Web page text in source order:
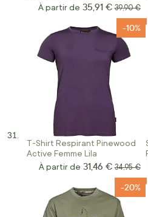
À partir de 35,91 € Prix
39,90 €
T-Shirt Respirant Pinewood
Active Femme Lila
-10%
À partir de 31,46 € Prix
34,95 €
-20%